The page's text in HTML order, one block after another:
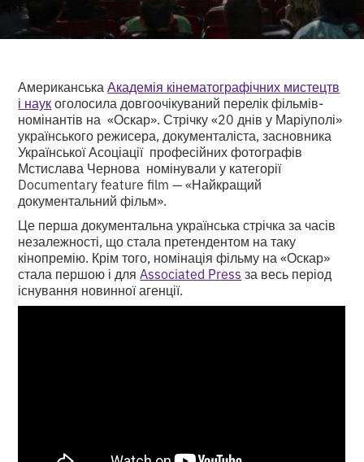
АмериканськаАкадемія кінематографічних мистецтв
і наукоголосила довгоочікуваний перелік фільмів-
номінантів на «Оскар». Стрічку «20 днів у Маріуполі»
українського режисера, документаліста, засновника
Української Асоціації професійних фотографів
Мстислава Чернова номінували у категорії
Documentary feature film — «Найкращий
документальний фільм».
Це перша документальна українська стрічка за часів
незалежності, що стала претендентом на таку
кінопремію. Крім того, номінація фільму на «Оскар»
стала першою і дляAssociated Press за весь період
існування новинної агенції.